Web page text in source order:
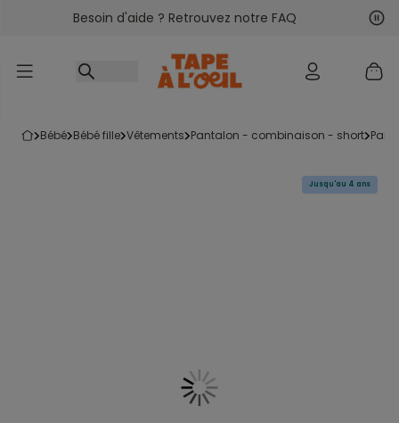
Accéder au contenu
Besoin d'aide ? Retrouvez notre FAQ
bébé bébé fille vêtements pantalon - combinaison - short
Jusqu'au 4 ans